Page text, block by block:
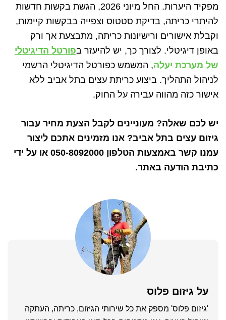
מפקיד היערות. החל מיוני 2026, הגשת בקשות חדשות
להיתרי כריתה, בדיקת סטטוס וצפייה בבקשות קיימות,
וקבלת אישורים ורישיונות כריתה, מתבצעת אך ורק
באופן דיגיטלי. לצורך כך, יש להיעזר בפורטל הדיגיטלי
של מערכת יעלה, המשמש כפורטל הדיגיטלי הרשמי
לניהול התהליך. ביצוע כריתת עצים בתל אביב ללא
אישור כזה מהווה עבירה על החוק.
יש לכם שאלה? מעוניינים לקבל הצעת מחיר עבור
גיזום עצים בתל אביב? אנו מזמינים אתכם ליצור
עמנו קשר באמצעות הטלפון 050-8092000 או על ידי
כתיבת הודעה באתר.
על גיזום פלוס
'גיזום פלוס' מספק את כל שירותי הגיזום, כריתה, העתקה